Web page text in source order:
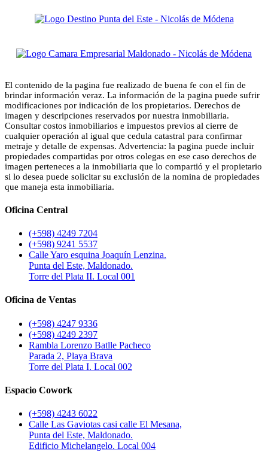
El contenido de la pagina fue realizado de buena fe con el fin de
brindar información veraz. La información de la pagina puede sufrir
modificaciones por indicación de los propietarios. Derechos de
imagen y descripciones reservados por nuestra inmobiliaria.
Consultar costos inmobiliarios e impuestos previos al cierre de
cualquier operación al igual que cedula catastral para confirmar
metraje y detalle de expensas. Advertencia: la pagina puede incluir
propiedades compartidas por otros colegas en ese caso derechos de
imagen perteneces a la inmobiliaria que lo compartió y el propietario
si lo desea puede solicitar su exclusión de la nomina de propiedades
que maneja esta inmobiliaria.
Oficina Central
(+598) 4249 7204
(+598) 9241 5537
Calle Yaro esquina Joaquín Lenzina.
Punta del Este, Maldonado.
Torre del Plata II. Local 001
Oficina de Ventas
(+598) 4247 9336
(+598) 4249 2397
Rambla Lorenzo Batlle Pacheco
Parada 2, Playa Brava
Torre del Plata I. Local 002
Espacio Cowork
(+598) 4243 6022
Calle Las Gaviotas casi calle El Mesana,
Punta del Este, Maldonado.
Edificio Michelangelo. Local 004